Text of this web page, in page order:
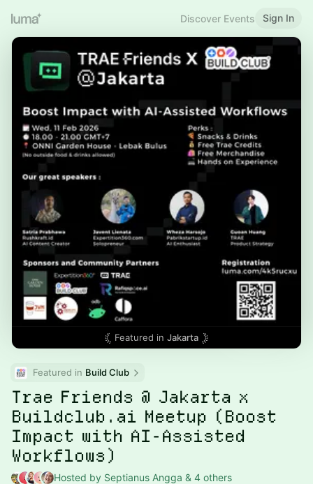
Discover Events Sign In
Featured in Jakarta
Featured in Build Club
Trae Friends @ Jakarta x
Buildclub.ai Meetup (Boost
Impact with AI-Assisted
Workflows)
Hosted by Septianus Angga & 4 others